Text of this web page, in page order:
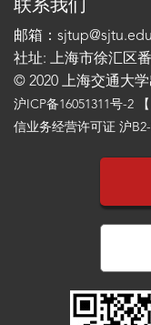
联系我们
邮箱：
社址: 上海市徐汇区
© 2020 上海交通大
沪ICP备16051311号-2
信业务经营许可证 沪B2-